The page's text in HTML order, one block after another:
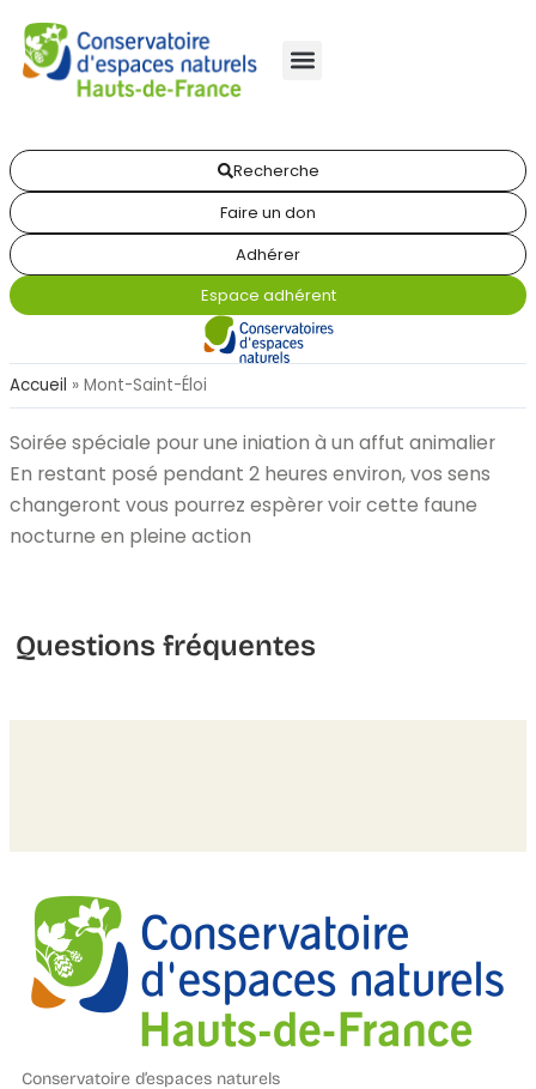
Recherche
Faire un don
Adhérer
Espace adhérent
Accueil » Mont-Saint-Éloi
Soirée spéciale pour une iniation à un affut animalier
En restant posé pendant 2 heures environ, vos sens
changeront vous pourrez espèrer voir cette faune
nocturne en pleine action
Questions fréquentes
Conservatoire d’espaces naturels